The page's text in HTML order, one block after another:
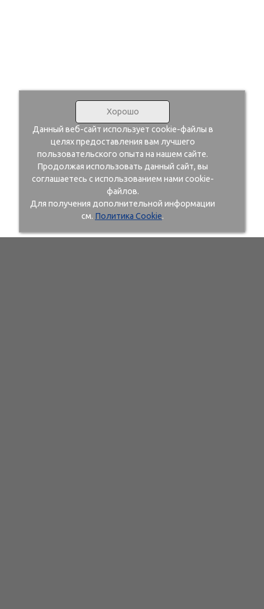
Хорошо
Данный веб-сайт использует cookie-файлы в
целях предоставления вам лучшего
пользовательского опыта на нашем сайте.
Продолжая использовать данный сайт, вы
соглашаетесь с использованием нами cookie-
файлов.
Для получения дополнительной информации
см. Политика Cookie.